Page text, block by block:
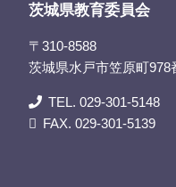
茨城県教育委員会
〒310-8588
茨城県水戸市笠原町
TEL. 029-301-5148
FAX. 029-301-5139